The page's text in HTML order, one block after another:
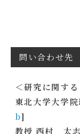
問い合わせ先
＜研究に関す
東北大学大学
b]
教授 西村 太志